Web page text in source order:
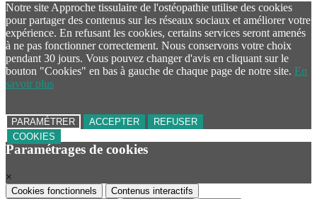
Notre site Approche tissulaire de l'ostéopathie utilise des cookies
pour partager des contenus sur les réseaux sociaux et améliorer votre
expérience. En refusant les cookies, certains services seront amenés
à ne pas fonctionner correctement. Nous conservons votre choix
pendant 30 jours. Vous pouvez changer d'avis en cliquant sur le
bouton "Cookies" en bas à gauche de chaque page de notre site. En
savoir plus
PARAMÉTRER ACCEPTER
REFUSER
COOKIES
Paramétrages de cookies
×
Cookies fonctionnels
Contenus interactifs